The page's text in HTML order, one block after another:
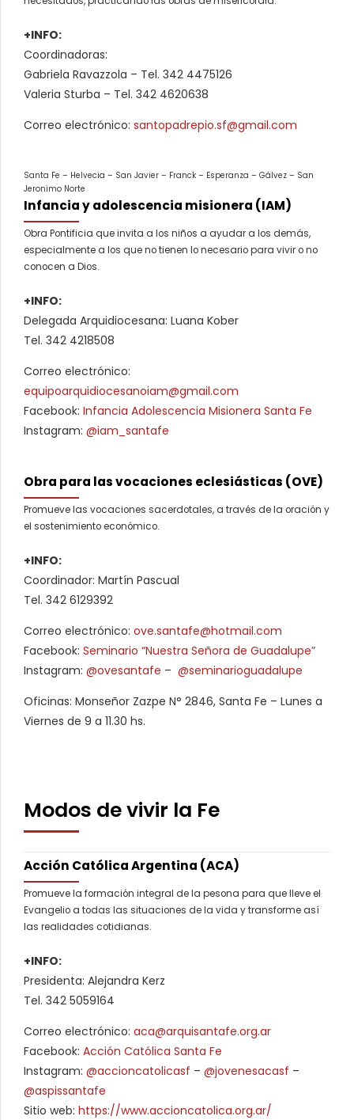
+INFO:
Coordinadoras:
Gabriela Ravazzola – Tel. 342 4475126
Valeria Sturba – Tel. 342 4620638
Correo electrónico: santopadrepio.sf@gmail.com
Santa Fe – Helvecia – San Javier – Franck – Esperanza – Gálvez – San
Jeronimo Norte
Infancia y adolescencia misionera (IAM)
Obra Pontificia que invita a los niños a ayudar a los demás,
especialmente a los que no tienen lo necesario para vivir o no
conocen a Dios.
+INFO:
Delegada Arquidiocesana: Luana Kober
Tel. 342 4218508
Correo electrónico:
equipoarquidiocesanoiam@gmail.com
Facebook: Infancia Adolescencia Misionera Santa Fe
Instagram: @iam_santafe
Obra para las vocaciones eclesiásticas (OVE)
Promueve las vocaciones sacerdotales, a través de la oración y
el sostenimiento económico.
+INFO:
Coordinador: Martín Pascual
Tel. 342 6129392
Correo electrónico: ove.santafe@hotmail.com
Facebook: Seminario “Nuestra Señora de Guadalupe”
Instagram: @ovesantafe – @seminarioguadalupe
Oficinas: Monseñor Zazpe N° 2846, Santa Fe – Lunes a
Viernes de 9 a 11.30 hs.
Modos de vivir la Fe
Acción Católica Argentina (ACA)
Promueve la formación integral de la pesona para que lleve el
Evangelio a todas las situaciones de la vida y transforme así
las realidades cotidianas.
+INFO:
Presidenta: Alejandra Kerz
Tel. 342 5059164
Correo electrónico: aca@arquisantafe.org.ar
Facebook: Acción Católica Santa Fe
Instagram: @accioncatolicasf – @jovenesacasf –
@aspissantafe
Sitio web: https://www.accioncatolica.org.ar/